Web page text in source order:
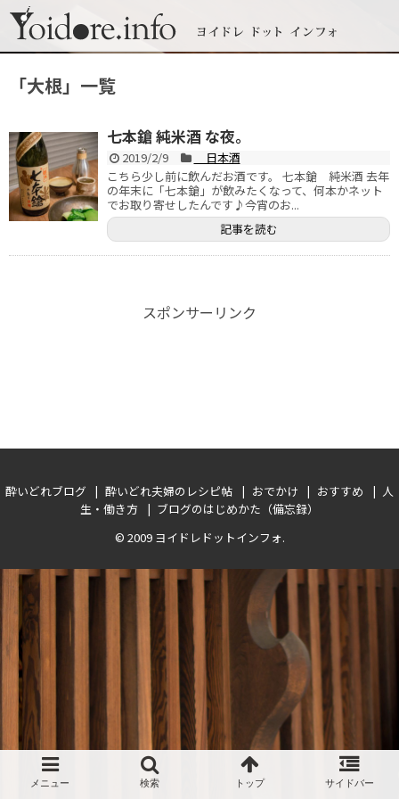
「大根」 一覧
七本鎗 純米酒 な夜。
2019/2/9
日本酒
こちら少し前に飲んだお酒です。 七本鎗 純米酒 去年
の年末に「七本鎗」が飲みたくなって、何本かネット
でお取り寄せしたんです♪今宵のお...
記事を読む
スポンサーリンク
酔いどれブログ 酔いどれ夫婦のレシピ帖 おでかけ おすすめ
人
生・働き方
ブログのはじめかた（備忘録）
© 2009 ヨイドレドットインフォ.